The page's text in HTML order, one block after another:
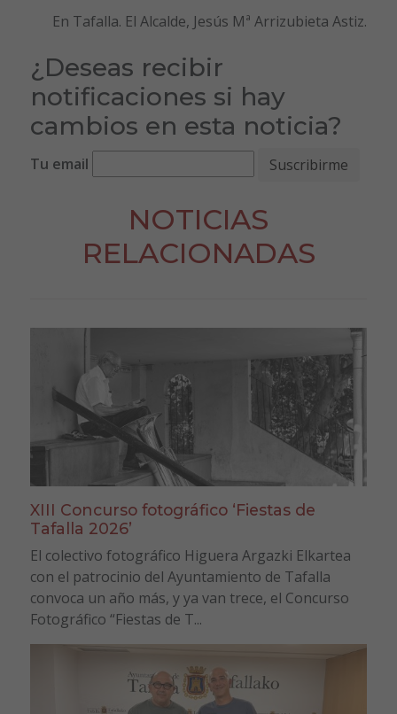
En Tafalla. El Alcalde, Jesús Mª Arrizubieta Astiz.
¿Deseas recibir
notificaciones si hay
cambios en esta noticia?
Tu email
NOTICIAS
RELACIONADAS
XIII Concurso fotográfico ‘Fiestas de
Tafalla 2026’
El colectivo fotográfico Higuera Argazki Elkartea
con el patrocinio del Ayuntamiento de Tafalla
convoca un año más, y ya van trece, el Concurso
Fotográfico “Fiestas de T...